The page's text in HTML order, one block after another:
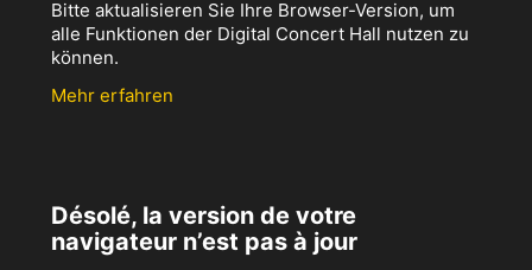
Bitte aktualisieren Sie Ihre Browser-Version, um
alle Funktionen der Digital Concert Hall nutzen zu
können.
Mehr erfahren
Désolé, la version de votre
navigateur n’est pas à jour